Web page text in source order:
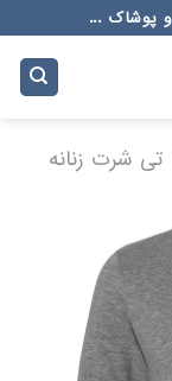
و پوشاک ...
تی شرت زنانه